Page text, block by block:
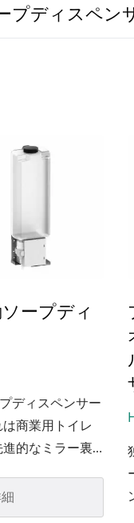
プディスペン
ープディ
ディスペンサー
商業用トイレ
的なミラー裏
スペンサー
最小限に抑
ンドドライ